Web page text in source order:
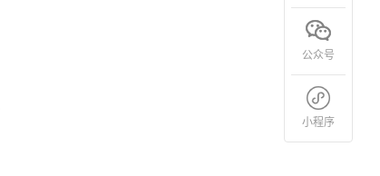
公众号
小程序